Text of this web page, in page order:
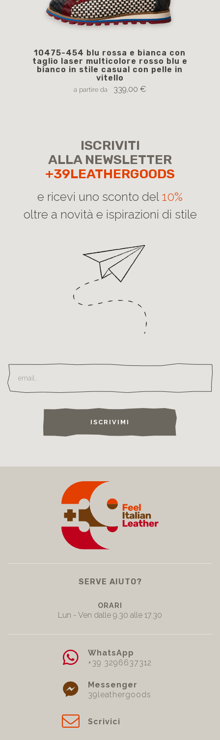
10475-454 blu rossa e bianca con
taglio laser multicolore rosso blu e
bianco in stile casual con pelle in
vitello
a partire da 339,00 €
ISCRIVITI
ALLA NEWSLETTER
+39LEATHERGOODS
e ricevi uno sconto del 10%
oltre a novità e ispirazioni di stile
ISCRIVIMI
SERVE AIUTO?
ORARI
Lun - Ven dalle 9.30 alle 17.30
WhatsApp
+39 3296637312
Messenger
39leathergoods
Scrivici